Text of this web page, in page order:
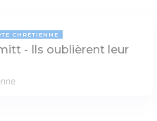
CHRÉTIENNE
- Ils oublièrent leur